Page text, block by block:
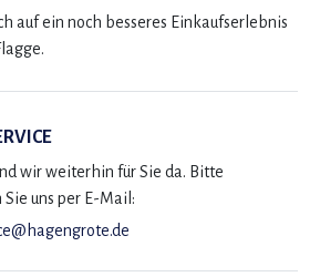
auf ein noch besseres Einkaufserlebnis
wir weiterhin für Sie da. Bitte
uns per E-Mail: